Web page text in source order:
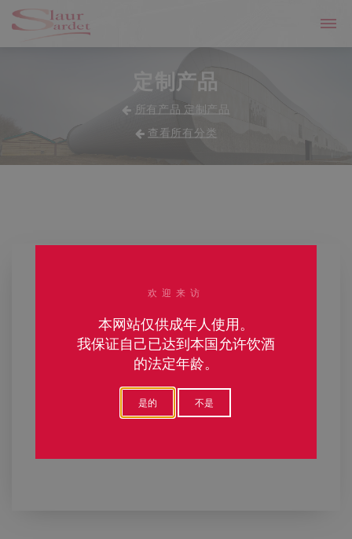
定制产品
所有产品 定制产品
查看所有分类
欢迎来访
本网站仅供成年人使用。
我保证自己已达到本国允许饮酒
的法定年龄。
是的 不是